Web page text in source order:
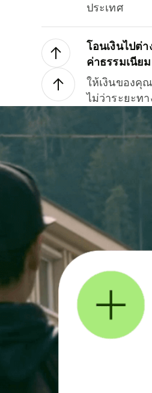
ประเทศ
โอนเงินไปต่
ค่าธรรมเนียม
ให้เงินของคุ
ไม่ว่าระยะทา